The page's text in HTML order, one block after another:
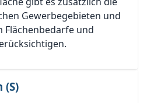
Gewerbegebieten und
und
(S)